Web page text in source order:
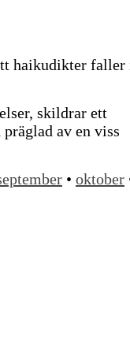
haikudikter faller
skildrar ett
av en viss
• oktober